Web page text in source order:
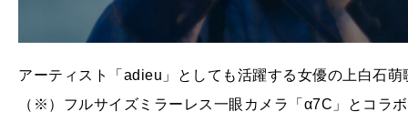
アーティスト「adieu」としても活躍する女優の上白石
（※）フルサイズミラーレス一眼カメラ「α7C」とコラ